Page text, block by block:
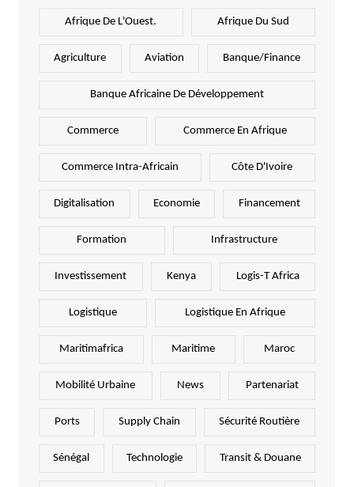
Afrique De L'Ouest. Afrique Du Sud
Agriculture Aviation Banque/Finance
Banque Africaine De Développement
Commerce Commerce En Afrique
Commerce Intra-Africain Côte D'Ivoire
Digitalisation Economie Financement
Formation Infrastructure
Investissement Kenya Logis-T Africa
Logistique Logistique En Afrique
Maritimafrica Maritime Maroc
Mobilité Urbaine News Partenariat
Ports Supply Chain Sécurité Routière
Sénégal Technologie Transit & Douane